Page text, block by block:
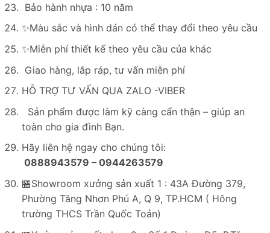
Bảo hành nhựa : 10 năm
✨Màu sắc và hình dán có thể thay đổi theo yêu cầu
✨Miễn phí thiết kế theo yêu cầu của khác
Giao hàng, lắp ráp, tư vấn miễn phí
HỖ TRỢ TƯ VẤN QUA ZALO -VIBER
Sản phẩm được làm kỹ càng cẩn thận – giúp an
toàn cho gia đình Bạn.
Hãy liên hệ ngay cho chúng tôi:
0888943579 – 0944263579
🏪Showroom xưởng sản xuất 1 : 43A Đường 379,
Phường Tăng Nhơn Phú A, Q 9, TP.HCM ( Hông
trường THCS Trần Quốc Toản)